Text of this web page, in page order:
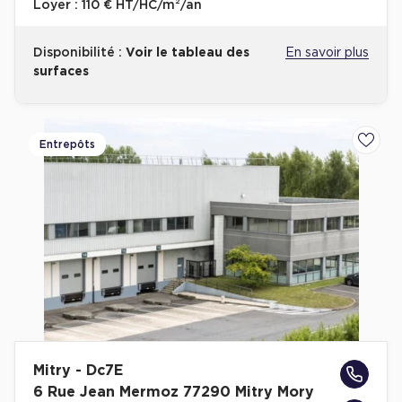
Plateaux opérés à Paris
Plateaux opérés à Saint-Ouen
Collections Flex / Coworking
Bureaux privés avec terrasse
Livrets blancs & Études
Loyer : 110 € HT/HC/m²/an
Disponibilité : Voir le tableau des
surfaces
En savoir plus
Entrepôts
Mitry - Dc7E
6 Rue Jean Mermoz 77290 Mitry Mory